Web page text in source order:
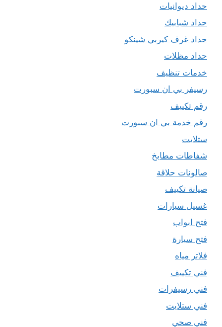
حداد ديوانيات
حداد شبابيك
حداد غرف كيربي شينكو
حداد مظلات
خدمات تنظيف
رسيفر بي ان سبورت
رقم تكييف
رقم خدمة بي ان سبورت
ستلايت
شفاطات مطابخ
صالونات حلاقة
صيانة تكييف
غسيل سيارات
فتح ابواب
فتح سيارة
فلاتر مياه
فني تكييف
فني رسيفرات
فني ستلايت
فني صحي